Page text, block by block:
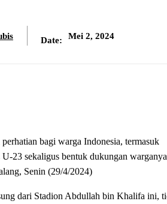
Date: Mei 2, 2024
bagi warga Indonesia, termasuk
23 sekaligus bentuk dukungan
Senin (29/4/2024)
dari Stadion Abdullah bin Khalifa ini,